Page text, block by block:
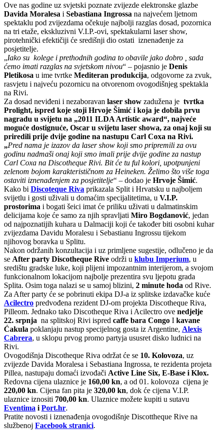
Ove nas godine uz svjetski poznate zvijezde elektronske glazbe
Davida Moralesa i Sebastiana Ingrossa na najvećem ljetnom
spektaklu pod zvijezdama očekuje najbolji razglas dosad, pozornica
na tri etaže, ekskluzivni V.I.P.-ovi, spektakularni laser show,
pirotehnički efektičiji će središnji dio ostati iznenađenje za
posjetitelje.
„Iako su kolege i prethodnih godina to obavile jako dobro , sada
ćemo imati razglas na svjetskom nivou“ – pojasnio je Denis
Pletikosa u ime tvrtke Mediteran produkcija, odgovorne za zvuk,
rasvjetu i najveću pozornicu na otvorenom ovogodišnjeg spektakla
na Rivi.
Za dosad neviđeni i nezaboravan laser show zadužena je tvrtka
Prolight, ispred koje stoji Hrvoje Šimić i koja je dobila prvu
nagradu u svijetu na „2011 ILDA Artistic award“, najveće
moguće dostignuće, Oscar u svijetu laser showa, za onaj koji su
priredili prije dvije godine na nastupu Carl Coxa na Rivi.
„Pred nama je izazov da laser show koji smo pripremili za ovu
godinu nadmaši onaj koji smo imali prije dvije godine za nastup
Carl Coxa na Discotheque Rivi. Bit će tu ful kolori, upotpunjeni
zelenom bojom karakterističnom za Heineken. Želimo što više toga
ostaviti iznenađenjem za posjetitelje“ – dodao je Hrvoje Šimić.
Kako bi Discoteque Riva prikazala Split i Hrvatsku u najboljem
svijetlu i gosti uživali u domaćim specijalitetima, u V.I.P.
prostorima i bogati šeici imat će priliku uživati u dalmatinskim
delicijama koje će samo za njih spravljati Miro Bogdanović, jedan
od najpoznatijih kuhara u Dalmaciji koji će također biti osobni kuhar
zvijezdama Davidu Moralesu i Sebastianu Ingrossu tijekom
njihovog boravka u Splitu.
Nakon održanih konzultacija i uz primljene sugestije, odlučeno je da
se After party Discotheque Rive održi u klubu Imperium, u
središtu gradske luke, koji plijeni impozantnim interijerom, a svojom
funkcionalnom lokacijom najbolje prezentira svu ljepotu grada
Splita. Osim toga nalazi se u samoj blizini, 2 minute hoda od Rive.
Za After party će se pobrinuti ekipa DJ-a iz splitske izdavačke kuće
Acilectro predvođena rezident DJ-om projekta Discotheque Riva,
Pilleom. Jednako tako Discotheque Riva i Acilectro ove nedjelje
22. srpnja na splitskoj Rivi ispred caffe bara Congo I kavane
Ćakula poklanjaju nastup specijelnog gosta iz Argentine, Alexis
Cabrera, u sklopu prvog promo partyja ususret disko ludnici na
Rivi.
Ovogodišnja Discotheque Riva održat će se 10. Kolovoza, uz
zvijezde Davida Moralesa i Sebastiana Ingrossa, te rezidenta projeta
Pillea, nastupaju domaći izvođači Active Line Six, E-Base i Klox.
Redovna cijena ulaznice je 160,00 kn, a od 01. kolovoza cijena je
220,00 kn. Cijena fan pita je 320,00 kn, dok će cijena V.I.P.
ulaznice iznositi 700,00 kn. Ulaznice možete kupiti u sutavu
Eventima i Port.hr.
Pratite novosti i iznenađenja ovogodišnje Discottheque Rive na
službenoj Facebook stranici.